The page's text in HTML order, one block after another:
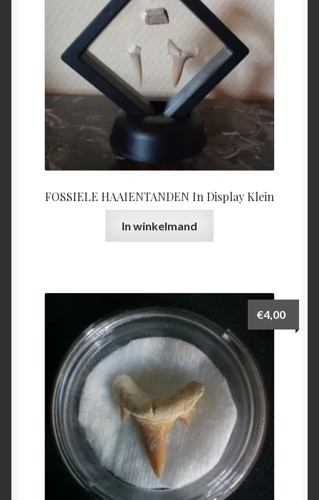
FOSSIELE HAAIENTANDEN In Display Klein
In winkelmand
€4,00